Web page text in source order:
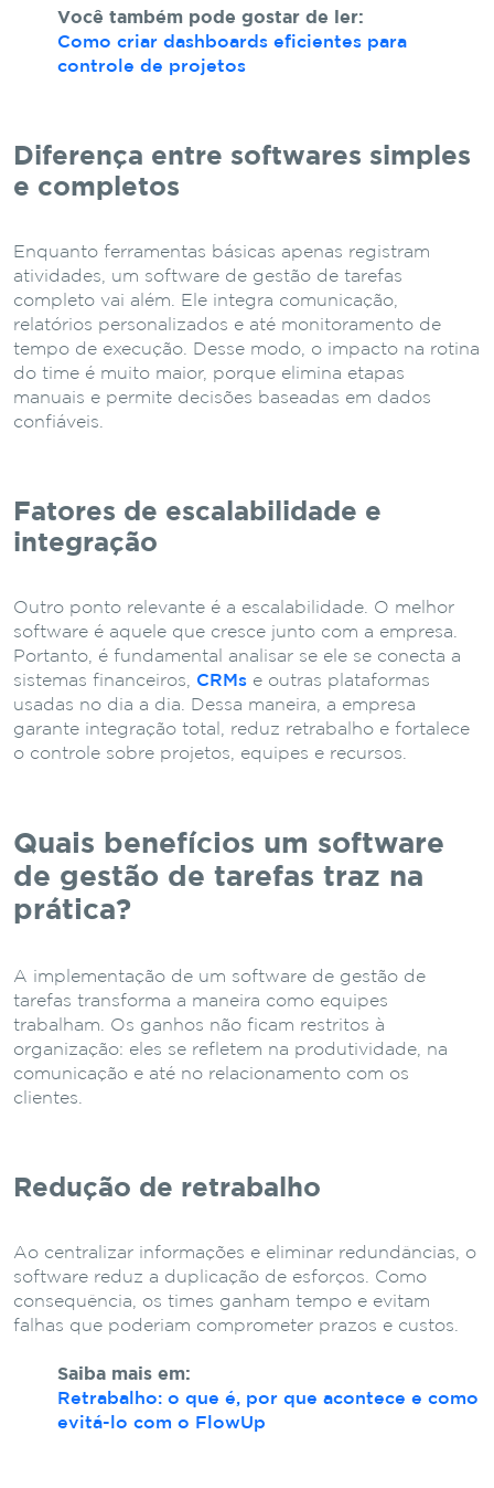
Você também pode gostar de ler:
Como criar dashboards eficientes para
controle de projetos
Diferença entre softwares simples
e completos
Enquanto ferramentas básicas apenas registram
atividades, um software de gestão de tarefas
completo vai além. Ele integra comunicação,
relatórios personalizados e até monitoramento de
tempo de execução. Desse modo, o impacto na rotina
do time é muito maior, porque elimina etapas
manuais e permite decisões baseadas em dados
confiáveis.
Fatores de escalabilidade e
integração
Outro ponto relevante é a escalabilidade. O melhor
software é aquele que cresce junto com a empresa.
Portanto, é fundamental analisar se ele se conecta a
sistemas financeiros, CRMs e outras plataformas
usadas no dia a dia. Dessa maneira, a empresa
garante integração total, reduz retrabalho e fortalece
o controle sobre projetos, equipes e recursos.
Quais benefícios um software
de gestão de tarefas traz na
prática?
A implementação de um software de gestão de
tarefas transforma a maneira como equipes
trabalham. Os ganhos não ficam restritos à
organização: eles se refletem na produtividade, na
comunicação e até no relacionamento com os
clientes.
Redução de retrabalho
Ao centralizar informações e eliminar redundâncias, o
software reduz a duplicação de esforços. Como
consequência, os times ganham tempo e evitam
falhas que poderiam comprometer prazos e custos.
Saiba mais em:
Retrabalho: o que é, por que acontece e como
evitá-lo com o FlowUp